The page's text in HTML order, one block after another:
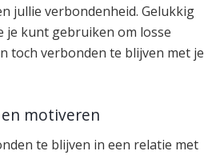
jullie verbondenheid. Gelukkig
je kunt gebruiken om losse
toch verbonden te blijven met je
motiveren
te blijven in een relatie met